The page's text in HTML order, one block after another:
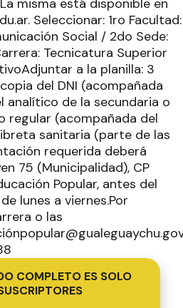
misma está disponible en
Seleccionar: 1ro
Social / 2do Sede:
Tecnicatura Superior
a la planilla: 3
del DNI (acompañada
analítico de la secundaria o
regular (acompañada del
sanitaria (parte de las
requerida deberá
75 (Municipalidad), CP
Popular, antes del
lunes a viernes.Por
o las
COMPLETO ES SOLO